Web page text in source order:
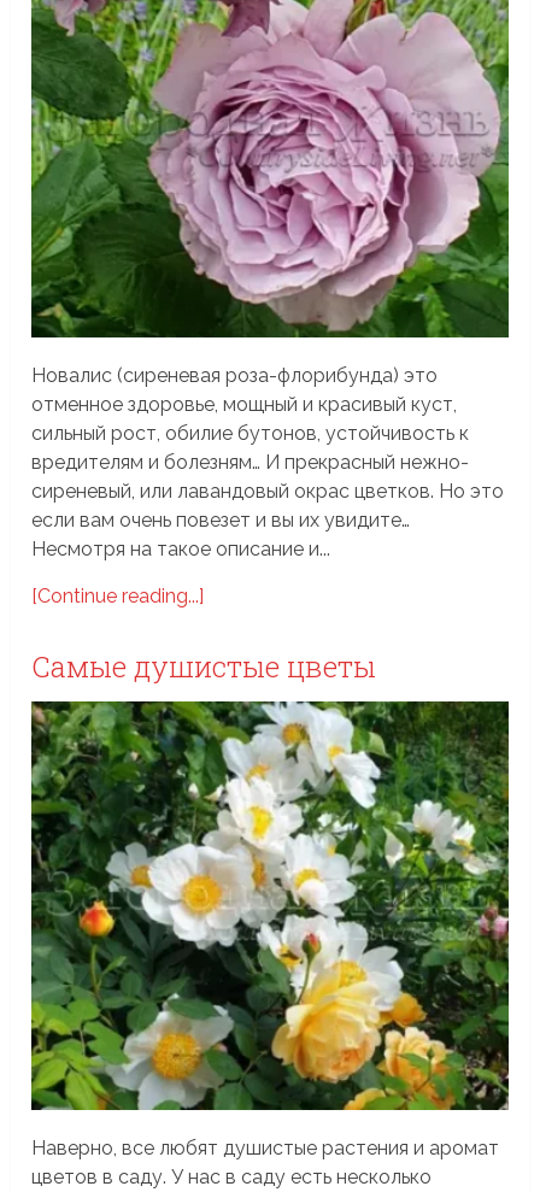
Новалис (сиреневая роза-флорибунда) это
отменное здоровье, мощный и красивый куст,
сильный рост, обилие бутонов, устойчивость к
вредителям и болезням… И прекрасный нежно-
сиреневый, или лавандовый окрас цветков. Но это
если вам очень повезет и вы их увидите…
Несмотря на такое описание и...
[Continue reading...]
Самые душистые цветы
Наверно, все любят душистые растения и аромат
цветов в саду. У нас в саду есть несколько